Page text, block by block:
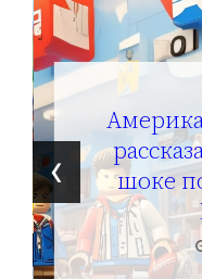
шоке
‹